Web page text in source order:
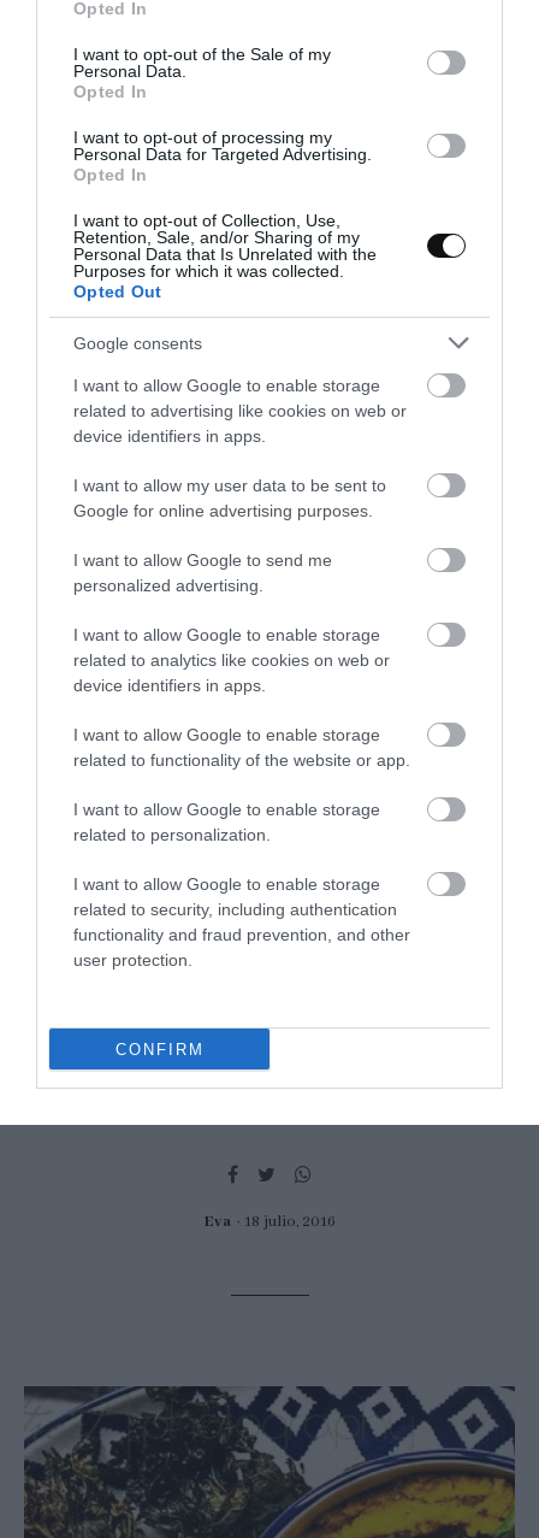
use your data for below specified purposes in below Google
consent section.
Opted In
I want to opt-out of the Sale of my
Personal Data.
Opted In
I want to opt-out of processing my
Personal Data for Targeted Advertising.
Opted In
I want to opt-out of Collection, Use,
Retention, Sale, and/or Sharing of my
Personal Data that Is Unrelated with the
Purposes for which it was collected.
Opted Out
Google consents
I want to allow Google to enable storage
related to advertising like cookies on web or
device identifiers in apps.
I want to allow my user data to be sent to
Google for online advertising purposes.
I want to allow Google to send me
personalized advertising.
I want to allow Google to enable storage
related to analytics like cookies on web or
device identifiers in apps.
I want to allow Google to enable storage
related to functionality of the website or app.
I want to allow Google to enable storage
related to personalization.
I want to allow Google to enable storage
related to security, including authentication
functionality and fraud prevention, and other
user protection.
CONFIRM
Chili vegano con chocolate
Si lo que queréis es combatir estos días tan fríos con un plato poco
aburrido, os recomiendo que probéis este chili vegano con
chocolate. Sí, ¡con chocolate! Como ya os...
Eva 25 enero, 2017
No sé si conoceréis el fruto con el que hoy vamos a trabajar, la
Eva 18 julio, 2016